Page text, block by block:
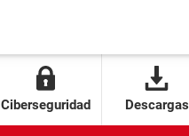
Ciberseguridad Descargas